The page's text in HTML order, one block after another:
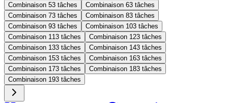
Combinaison 53 tâches Combinaison 63 tâches
Combinaison 73 tâches Combinaison 83 tâches
Combinaison 93 tâches Combinaison 103 tâches
Combinaison 11 3 tâches Combinaison 123 tâches
Combinaison 133 tâches Combinaison 143 tâches
Combinaison 153 tâches Combinaison 163 tâches
Combinaison 173 tâches Combinaison 183 tâches
Combinaison 193 tâches